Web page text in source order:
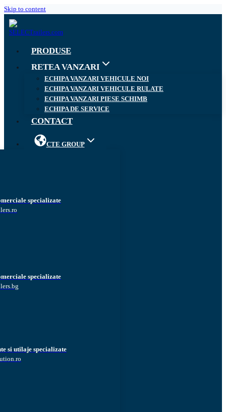
Skip to content
PRODUSE
RETEA VANZARI
ECHIPA VANZARI VEHICULE NOI
ECHIPA VANZARI VEHICULE RULATE
ECHIPA VANZARI PIESE SCHIMB
ECHIPA DE SERVICE
CONTACT
CTE GROUP
specializate
specializate
si utilaje specializate